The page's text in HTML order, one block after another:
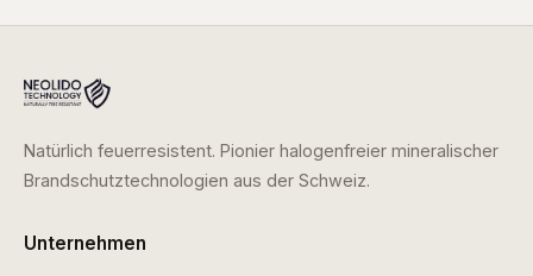
Natürlich feuerresistent. Pionier halogenfreier mineralischer
Brandschutztechnologien aus der Schweiz.
Unternehmen